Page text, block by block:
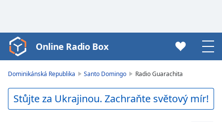
Video
Player
Play
Video
Online Radio Box
Dominikánská Republika Santo Domingo Radio Guarachita
Stůjte za Ukrajinou. Zachraňte světový mír!